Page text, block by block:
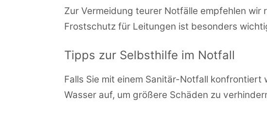
Zur Vermeidung teurer Notfälle empfehlen wir
Frostschutz für Leitungen ist besonders
Tipps zur Selbsthilfe im Notfall
Falls Sie mit einem Sanitär-Notfall
Wasser auf, um größere Schäden zu